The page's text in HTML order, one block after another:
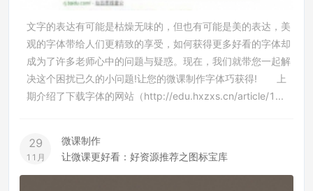
文字的表达有可能是枯燥无味的，但也有可能是美的表达，美
观的字体带给人们更精致的享受，如何获得更多好看的字体却
成为了许多老师心中的问题与疑惑。现在，我们就带您一起解
决这个困扰已久的小问题!让您的微课制作字体巧获得! 上
期介绍了下载字体的网站（http://edu.hxzxs.cn/article/1...
29
11月
微课制作
让微课更好看：好资源推荐之图标宝库